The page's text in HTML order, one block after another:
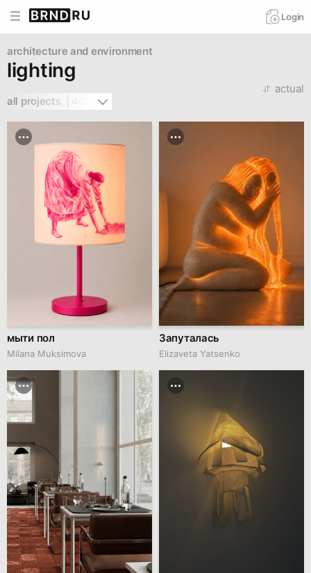
Login
architecture and environment
lighting
all projects  | 407
actual
мыти пол
Milana Muksimova
Запуталась
Elizaveta Yatsenko